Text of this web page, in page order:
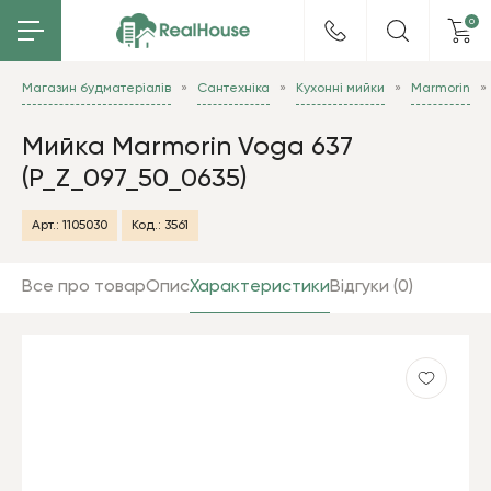
0
Магазин будматеріалів Сантехніка Кухонні мийки Marmorin
Мийка Marmorin Voga 637
(P_Z_097_50_0635)
Арт.: 1105030 Код.: 3561
Все про товарОписХарактеристикиВідгуки (0)